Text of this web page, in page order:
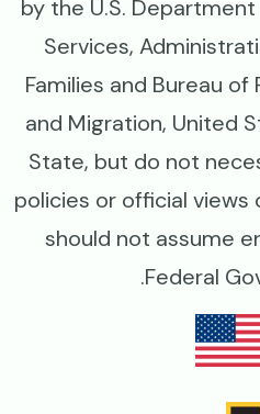
by the U.S.
Services,
Families and Bureau of
and Migration, United
State, but do not
policies or official
should not assume
Federal